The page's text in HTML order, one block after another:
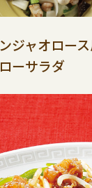
ジャオロー
ーサラダ